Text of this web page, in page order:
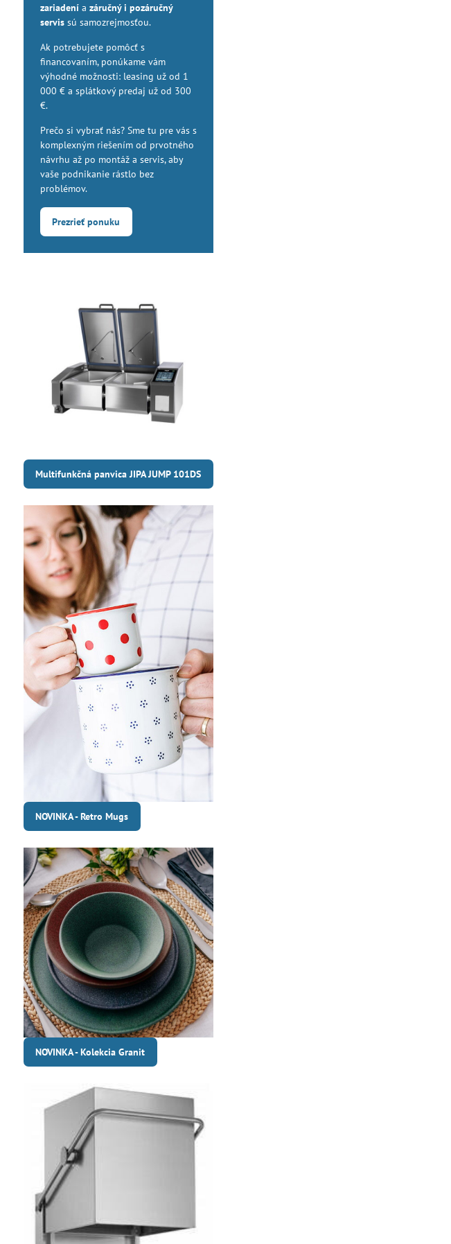
zariadenía záručný i pozáručný
servissú samozrejmosťou.
Ak potrebujete pomôcť s
financovaním, ponúkame vám
výhodné možnosti: leasing už od 1
000 € a splátkový predaj už od 300
€.
Prečo si vybrať nás? Sme tu pre vás s
komplexným riešením od prvotného
návrhu až po montáž a servis, aby
vaše podnikanie rástlo bez
problémov.
Prezrieť ponuku
Multifunkčná panvica JIPA JUMP 101DS
NOVINKA - Retro Mugs
NOVINKA - Kolekcia Granit